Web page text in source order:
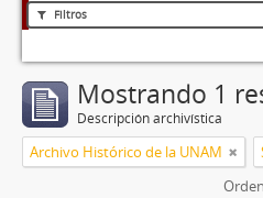
Filtros
Mostrando 1
Descripción archivística
Archivo Histórico de la UNAM